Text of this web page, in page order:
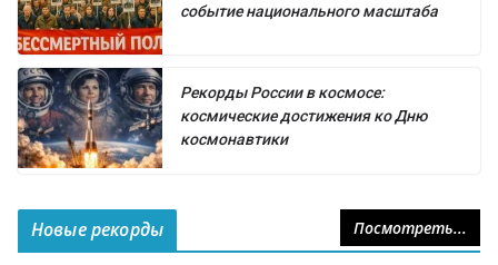
событие национального масштаба
Рекорды России в космосе:
космические достижения ко Дню
космонавтики
Новые рекорды Посмотреть...